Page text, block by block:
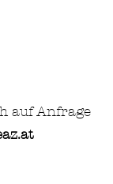
auf Anfrage